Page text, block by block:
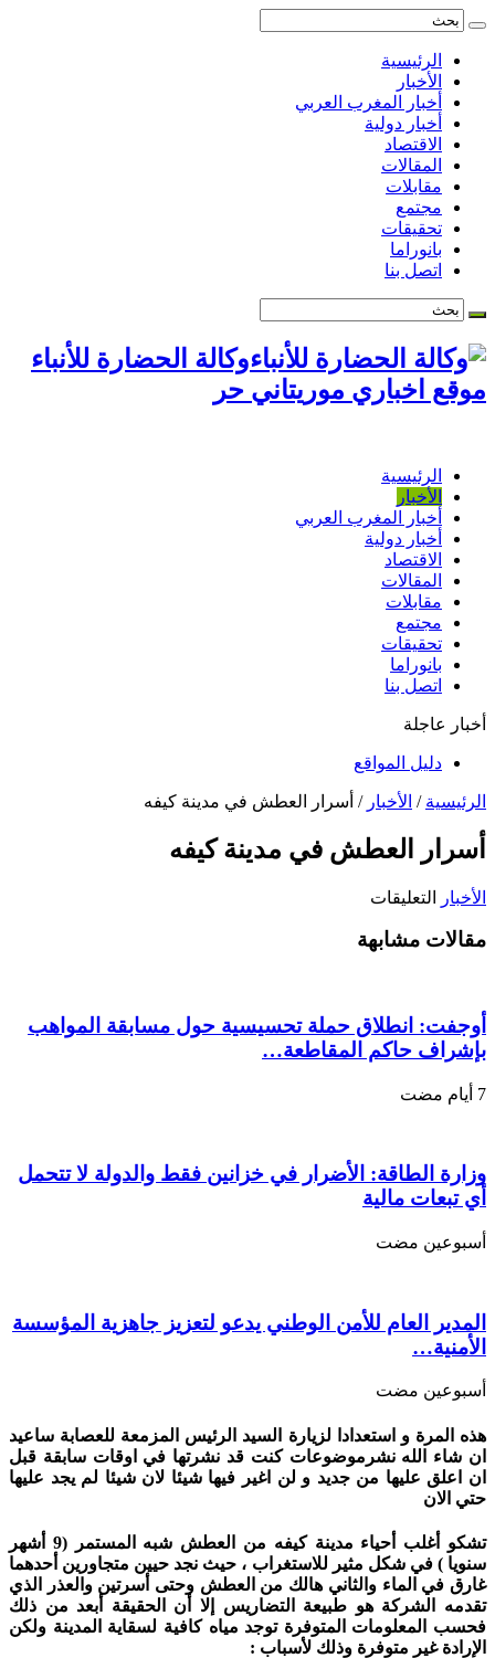
الرئيسية
الأخبار
أخبار المغرب العربي
أخبار دولية
الاقتصاد
المقالات
مقابلات
مجتمع
تحقيقات
بانوراما
اتصل بنا
وكالة الحضارة للأنباء
موقع اخباري موريتاني حر
الرئيسية
الأخبار
أخبار المغرب العربي
أخبار دولية
الاقتصاد
المقالات
مقابلات
مجتمع
تحقيقات
بانوراما
اتصل بنا
أخبار عاجلة
دليل المواقع
الرئيسية / الأخبار / أسرار العطش في مدينة كيفه
أسرار العطش في مدينة كيفه
الأخبار التعليقات
العطش
مغلقة
مقالات مشابهة
أوجفت: انطلاق حملة تحسيسية حول مسابقة المواهب
بإشراف حاكم المقاطعة…
وزارة الطاقة: الأضرار في خزانين فقط والدولة لا تتحمل
أي تبعات مالية
‏أسبوعين مضت
المدير العام للأمن الوطني يدعو لتعزيز جاهزية المؤسسة
الأمنية…
‏أسبوعين مضت
هذه المرة و استعدادا لزيارة السيد الرئيس المزمعة للعصابة ساعيد
ان شاء الله نشرموضوعات كنت قد نشرتها في اوقات سابقة قبل
ان اعلق عليها من جديد و لن اغير فيها شيئا لان شيئا لم يجد عليها
حتي الان
تشكو أغلب أحياء مدينة كيفه من العطش شبه المستمر (9 أشهر
سنويا ) في شكل مثير للاستغراب ، حيث نجد حيين متجاورين أحدهما
غارق في الماء والثاني هالك من العطش وحتى أسرتين والعذر الذي
تقدمه الشركة هو طبيعة التضاريس إلا أن الحقيقة أبعد من ذلك
فحسب المعلومات المتوفرة توجد مياه كافية لسقاية المدينة ولكن
الإرادة غير متوفرة وذلك لأسباب :